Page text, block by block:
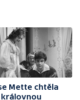
Mette chtěla